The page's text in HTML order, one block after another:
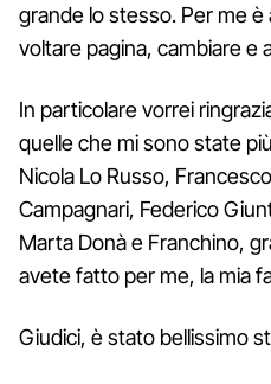
grande lo stesso. Per me
voltare pagina, cambiare e
In particolare vorrei
quelle che mi sono state
Nicola Lo Russo,
Campagnari, Federico
Marta Donà e Franchino,
avete fatto per me, la mia
Giudici, è stato bellissimo